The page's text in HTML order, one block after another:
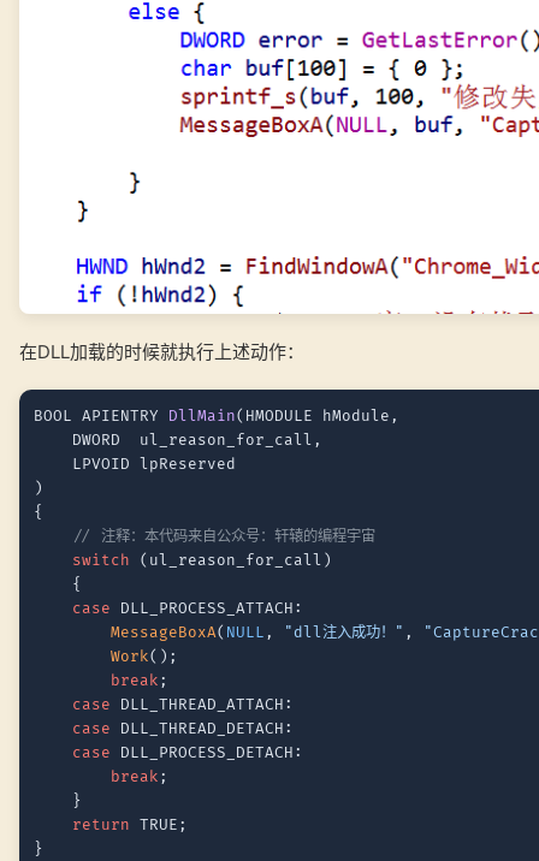
在DLL加载的时候就执行上述动作：
BOOL APIENTRY DllMain(HMODULE hModule,
)
{
// 注释：本代码来自公众号：轩辕的编程宇宙
switch (ul_reason_for_call)
case DLL_PROCESS_ATTACH:
MessageBoxA( NULL , "dll注入成功！" ,
Work();
break ;
case DLL_THREAD_ATTACH:
case DLL_THREAD_DETACH:
case DLL_PROCESS_DETACH:
break ;
return TRUE;